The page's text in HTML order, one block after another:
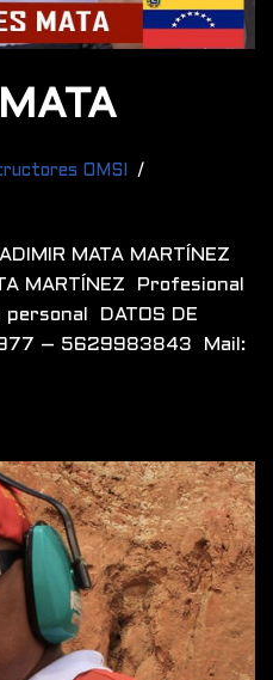
OMSI
MATA MARTÍNEZ
MARTÍNEZ Profesional
DATOS DE
– 5629983843 Mail: